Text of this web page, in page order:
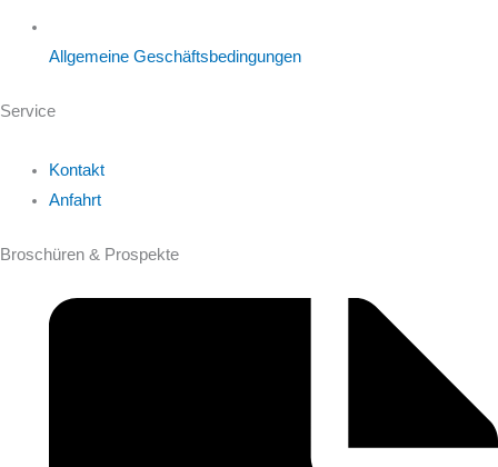
Allgemeine Geschäftsbedingungen
Service
Kontakt
Anfahrt
Broschüren & Prospekte